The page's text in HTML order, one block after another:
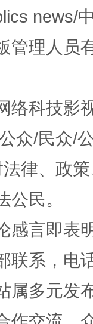
还
news/
管理人员
络科技影
众/民众/
律、政
民。
感言即表
联系，电
属多元发